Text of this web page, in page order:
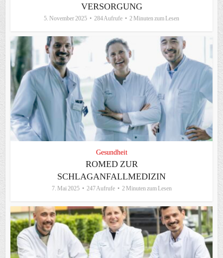
VERSORGUNG
5. November 2025 284 Aufrufe 2 Minuten zum Lesen
Gesundheit
ROMED ZUR
SCHLAGANFALLMEDIZIN
7. Mai 2025 247 Aufrufe 2 Minuten zum Lesen